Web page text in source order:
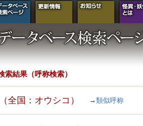
索結果（呼称検索）
（全国：オウシコ） → 類似呼称